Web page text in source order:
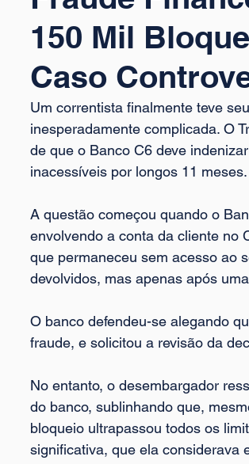
150 Mil
Caso
Um correntista finalmente teve
inesperadamente complicada. O
de que o Banco C6 deve
inacessíveis por longos 11 meses.
A questão começou quando o
envolvendo a conta da cliente no
que permaneceu sem acesso ao
devolvidos, mas apenas após
O banco defendeu-se alegando
fraude, e solicitou a revisão da
No entanto, o desembargador
do banco, sublinhando que,
bloqueio ultrapassou todos os
significativa, que ela considerava